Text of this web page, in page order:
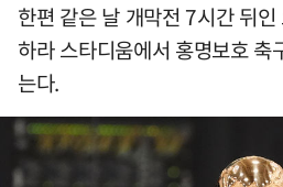
한편 같은 날 개막전 7시간 뒤
하라 스타디움에서 홍명보호 축
는다.